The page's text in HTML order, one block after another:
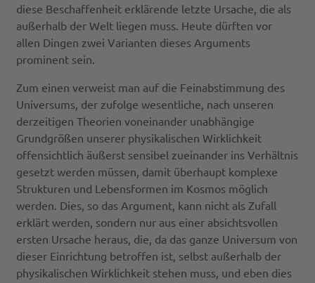
diese Beschaffenheit erklärende letzte Ursache, die als
außerhalb der Welt liegen muss. Heute dürften vor
allen Dingen zwei Varianten dieses Arguments
prominent sein.
Zum einen verweist man auf die Feinabstimmung des
Universums, der zufolge wesentliche, nach unseren
derzeitigen Theorien voneinander unabhängige
Grundgrößen unserer physikalischen Wirklichkeit
offensichtlich äußerst sensibel zueinander ins Verhältnis
gesetzt werden müssen, damit überhaupt komplexe
Strukturen und Lebensformen im Kosmos möglich
werden. Dies, so das Argument, kann nicht als Zufall
erklärt werden, sondern nur aus einer absichtsvollen
ersten Ursache heraus, die, da das ganze Universum von
dieser Einrichtung betroffen ist, selbst außerhalb der
physikalischen Wirklichkeit stehen muss, und eben dies